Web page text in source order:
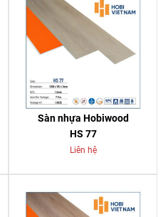
Sàn nhựa Hobiwood
HS 77
Liên hệ